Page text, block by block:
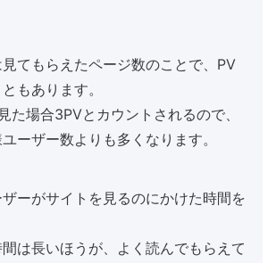
てもらえたページ数のことで、PV
もあります。
た場合3PVとカウントされるので、
ーザー数よりも多くなります。
ーがサイトを見るのにかけた時間を
は長いほうが、よく読んでもらえて